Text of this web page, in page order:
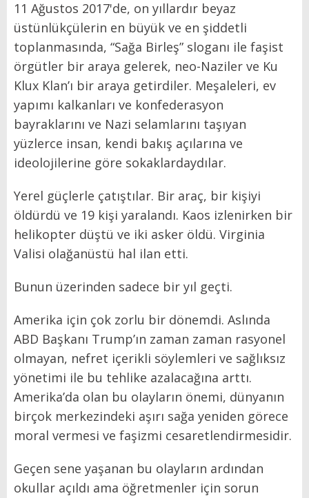
11 Ağustos 2017'de, on yıllardır beyaz
üstünlükçülerin en büyük ve en şiddetli
toplanmasında, “Sağa Birleş” sloganı ile faşist
örgütler bir araya gelerek, neo-Naziler ve Ku
Klux Klan’ı bir araya getirdiler. Meşaleleri, ev
yapımı kalkanları ve konfederasyon
bayraklarını ve Nazi selamlarını taşıyan
yüzlerce insan, kendi bakış açılarına ve
ideolojilerine göre sokaklardaydılar.
Yerel güçlerle çatıştılar. Bir araç, bir kişiyi
öldürdü ve 19 kişi yaralandı. Kaos izlenirken bir
helikopter düştü ve iki asker öldü. Virginia
Valisi olağanüstü hal ilan etti.
Bunun üzerinden sadece bir yıl geçti.
Amerika için çok zorlu bir dönemdi. Aslında
ABD Başkanı Trump’ın zaman zaman rasyonel
olmayan, nefret içerikli söylemleri ve sağlıksız
yönetimi ile bu tehlike azalacağına arttı.
Amerika’da olan bu olayların önemi, dünyanın
birçok merkezindeki aşırı sağa yeniden görece
moral vermesi ve faşizmi cesaretlendirmesidir.
Geçen sene yaşanan bu olayların ardından
okullar açıldı ama öğretmenler için sorun